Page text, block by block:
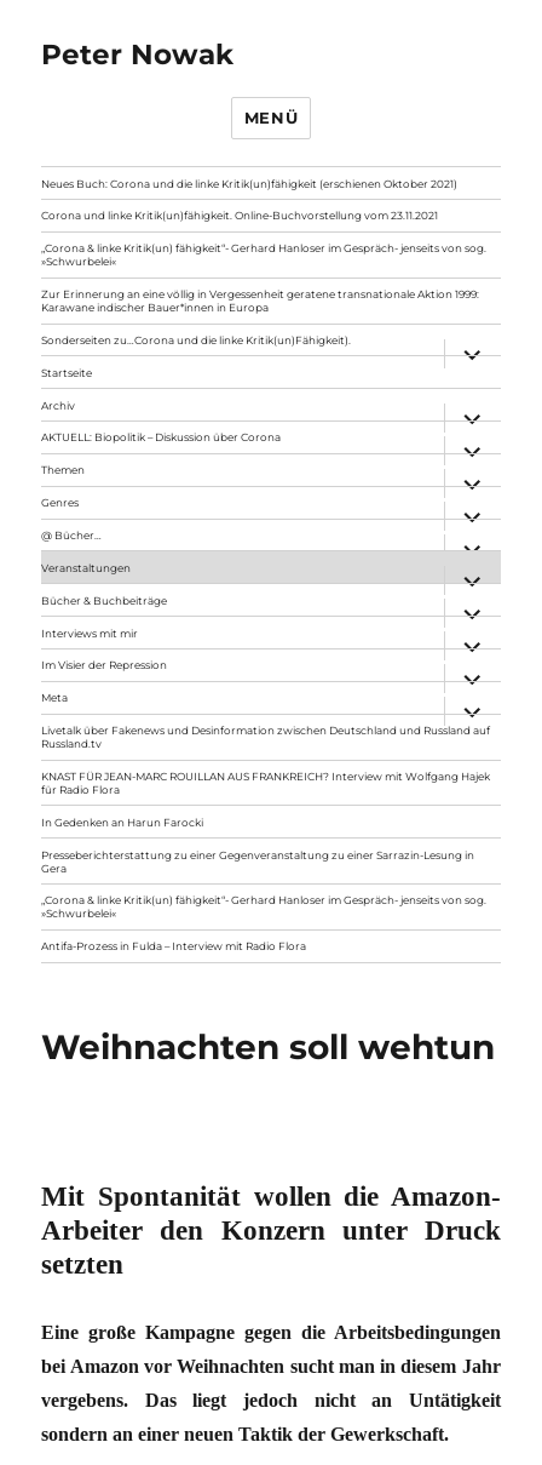
Peter Nowak
MENÜ
Neues Buch: Corona und die linke Kritik(un)fähigkeit (erschienen Oktober 2021)
Corona und linke Kritik(un)fähigkeit. Online-Buchvorstellung vom 23.11.2021
„Corona & linke Kritik(un) fähigkeit“- Gerhard Hanloser im Gespräch- jenseits von sog.
»Schwurbelei«
Zur Erinnerung an eine völlig in Vergessenheit geratene transnationale Aktion 1999:
Karawane indischer Bauer*innen in Europa
Sonderseiten zu…Corona und die linke Kritik(un)Fähigkeit).
anzeigen
Startseite
Archiv
anzeigen
AKTUELL: Biopolitik – Diskussion über Corona
anzeigen
Themen
anzeigen
Genres
anzeigen
@ Bücher…
Veranstaltungen
anzeigen
Bücher & Buchbeiträge
anzeigen
Interviews mit mir
anzeigen
Im Visier der Repression
anzeigen
Meta
anzeigen
Livetalk über Fakenews und Desinformation zwischen Deutschland und Russland auf
Russland.tv
KNAST FÜR JEAN-MARC ROUILLAN AUS FRANKREICH? Interview mit Wolfgang Hajek
für Radio Flora
In Gedenken an Harun Farocki
Presseberichterstattung zu einer Gegenveranstaltung zu einer Sarrazin-Lesung in
Gera
„Corona & linke Kritik(un) fähigkeit“- Gerhard Hanloser im Gespräch- jenseits von sog.
»Schwurbelei«
Antifa-Prozess in Fulda – Interview mit Radio Flora
Weihnachten soll wehtun
Mit Spontanität wollen die Amazon-
Arbeiter den Konzern unter Druck
setzten
Eine große Kampagne gegen die Arbeitsbedingungen
bei Amazon vor Weihnachten sucht man in diesem Jahr
vergebens. Das liegt jedoch nicht an Untätigkeit
sondern an einer neuen Taktik der Gewerkschaft.